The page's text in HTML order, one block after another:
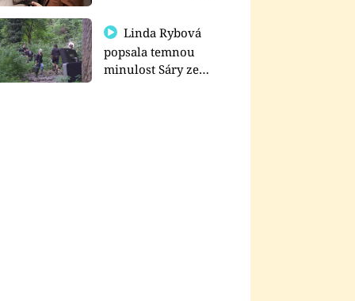
Linda Rybová
popsala temnou
minulost Sáry ze